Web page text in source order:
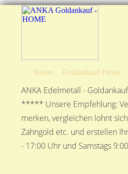
Home Goldankauf Preise
ANKA Edelmetall -
***** Unsere Empfehlung:
merken, vergleichen lohnt
Zahngold etc. und erstellen
- 17:00 Uhr und Samstags